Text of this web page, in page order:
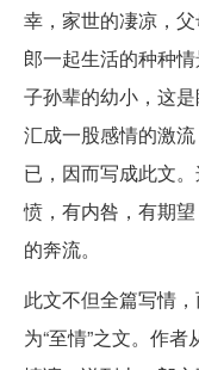
幸，家世的凄凉，
郎一起生活的种种
子孙辈的幼小，这
汇成一股感情的激
已，因而写成此文
愤，有内咎，有期
的奔流。
此文不但全篇写情
为“至情”之文。作